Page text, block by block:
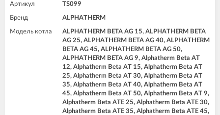
Артикул TS099
Бренд ALPHATHERM
Модель котла
ALPHATHERM BETA AG 15, ALPHATHERM BETA
AG 25, ALPHATHERM BETA AG 40, ALPHATHERM
BETA AG 45, ALPHATHERM BETA AG 50,
ALPHATHERM BETA AG 9, Alphatherm Beta AT
12, Alphatherm Beta AT 15, Alphatherm Beta AT
25, Alphatherm Beta AT 30, Alphatherm Beta AT
35, Alphatherm Beta AT 40, Alphatherm Beta AT
45, Alphatherm Beta AT 50, Alphatherm Beta AT 9,
Alphatherm Beta ATE 25, Alphatherm Beta ATE 30,
Alphatherm Beta ATE 35, Alphatherm Beta ATE 45,